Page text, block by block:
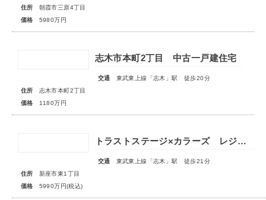
住所
朝霞市三原4丁目
価格
5980万円
志木市本町2丁目 中古一戸建住宅
交通
東武東上線「志木」駅 徒歩20分
住所
志木市本町2丁目
価格
1180万円
トラストステージ×カラーズ レジデンス新座市東1丁目7期 ◆限定１棟◆
交通
東武東上線「志木」駅 徒歩21分
住所
新座市東1丁目
価格
5990万円(税込)